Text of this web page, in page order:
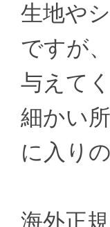
生地や
ですが
与えて
細かい
に入り
海外正